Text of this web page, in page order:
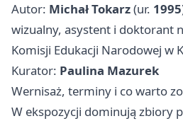
Autor: Michał Tokarz(ur. 1995
wizualny, asystent i doktorant
Komisji Edukacji Narodowej w
Kurator: Paulina Mazurek
Wernisaż, terminy i co warto
W ekspozycji dominują zbiory